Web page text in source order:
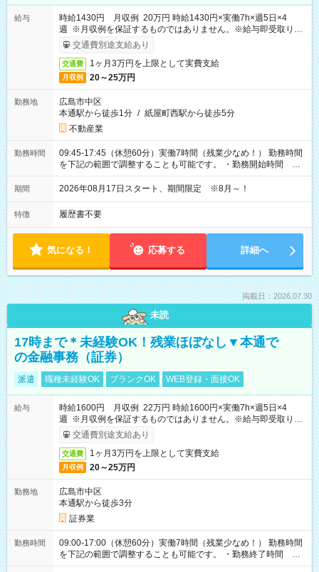
給与
時給1430円 月収例 20万円 時給1430円×実働7h×週5日×4
週 ※月収例を保証するものではありません。※給与即受取りサ
ービス利用可（利用条件有）
交通費別途支給あり
交通費 1ヶ月3万円を上限として実費支給
月収例 20～25万円
勤務地
広島市中区
本通駅から徒歩1分 / 紙屋町西駅から徒歩5分
不動産業
勤務時間
09:45-17:45（休憩60分）実働7時間（残業少なめ！） 勤務時間
を下記の範囲で調整することも可能です。 ・勤務開始時間
09:45～12:30 ・勤務終了時間 15:45～18:30 ・実働 05:00～
07:45
期間 2026年08月17日スタート、期間限定 ※8月～！
特徴 履歴書不要
気になる！ 応募する 詳細へ
掲載日：2026.07.30
未読
17時まで＊未経験OK！残業ほぼなし▼本通で
の金融事務（証券）
派遣 職種未経験OK ブランクOK WEB登録・面接OK
給与
時給1600円 月収例 22万円 時給1600円×実働7h×週5日×4
週 ※月収例を保証するものではありません。※給与即受取りサ
ービス利用可（利用条件有）
交通費別途支給あり
交通費 1ヶ月3万円を上限として実費支給
月収例 20～25万円
勤務地
広島市中区
本通駅から徒歩3分
証券業
勤務時間
09:00-17:00（休憩60分）実働7時間（残業少なめ！） 勤務時間
を下記の範囲で調整することも可能です。 ・勤務終了時間
15:30～17:00 ・実働 05:30～07:00